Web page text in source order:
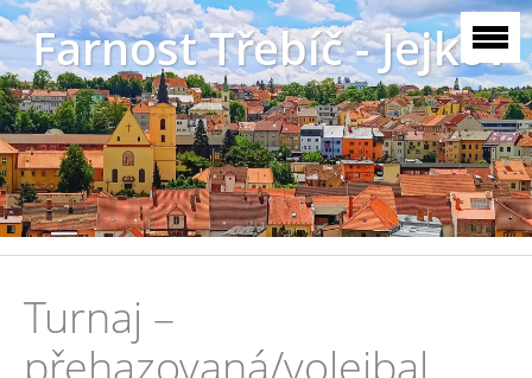
Farnost Třebíč - Jejkov
Turnaj –
přehazovaná/volejbal